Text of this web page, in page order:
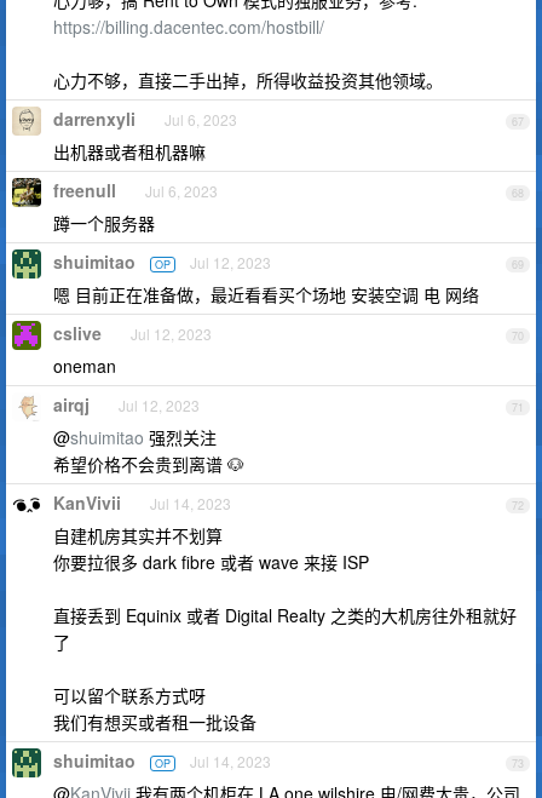
https://billing.dacentec.com/hostbill/
心力不够，直接二手出掉，所得收益投资其他领域。
67
darrenxyli Jul 6, 2023
出机器或者租机器嘛
68
freenull Jul 6, 2023
蹲一个服务器
69
shuimitao OP Jul 12, 2023
嗯 目前正在准备做，最近看看买个场地 安装空调 电 网络
70
cslive Jul 12, 2023
oneman
71
airqj Jul 12, 2023
@shuimitao 强烈关注
希望价格不会贵到离谱 🐶
72
KanVivii Jul 14, 2023
自建机房其实并不划算
你要拉很多 dark fibre 或者 wave 来接 ISP
直接丢到 Equinix 或者 Digital Realty 之类的大机房往外租就好
了
可以留个联系方式呀
我们有想买或者租一批设备
73
shuimitao OP Jul 14, 2023
@KanVivii 我有两个机柜在 LA one wilshire 电/网费太贵，公司